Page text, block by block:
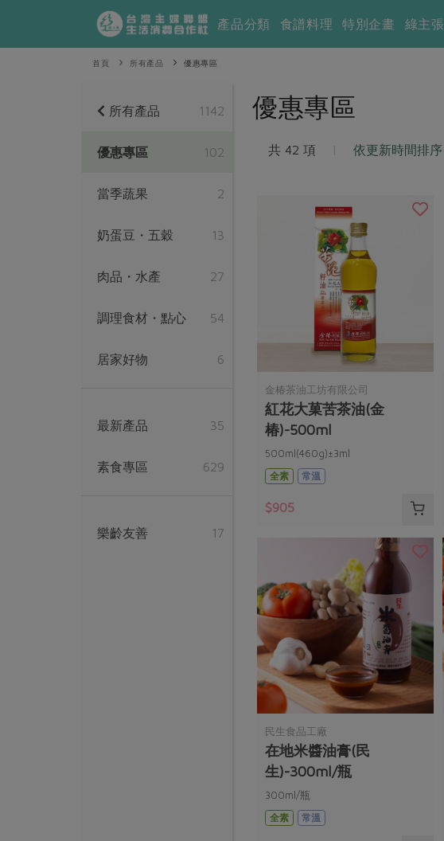
產品分類 食譜料理 特別企畫 綠主張
首頁 所有產品 優惠專區
優惠專區
共 42 項 | 依更新時間排序
金椿茶油工坊有限公司
紅花大菓苦茶油(金
椿)-500ml
500ml(460g)±3ml
全素
常溫
$905
民生食品工廠
在地米醬油膏(民
生)-300ml/瓶
300ml/瓶
全素
常溫
所有產品 1142
優惠專區 102
當季蔬果 2
奶蛋豆・五穀 13
肉品・水產 27
調理食材・點心 54
居家好物 6
最新產品 35
素食專區 629
樂齡友善 17